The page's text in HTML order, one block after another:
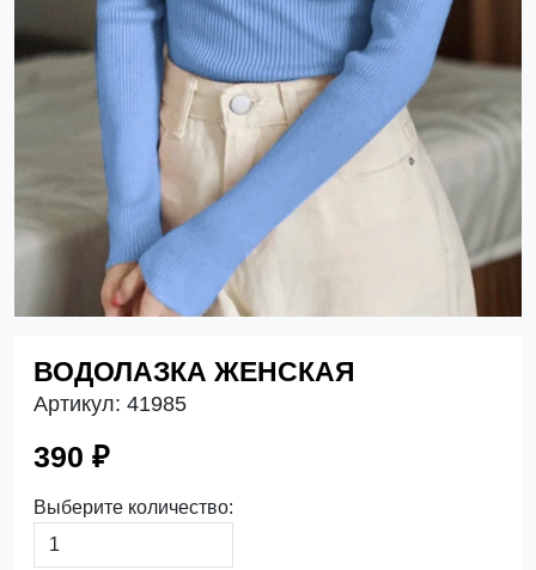
ВОДОЛАЗКА ЖЕНСКАЯ
Артикул: 41985
390 ₽
Выберите количество: